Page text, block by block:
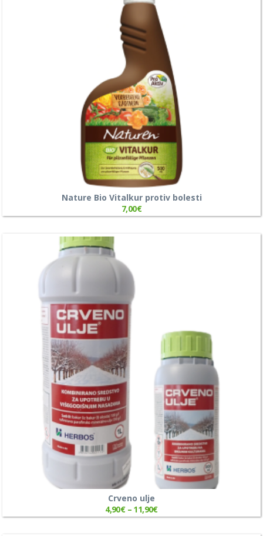
Nature Bio Vitalkur protiv bolesti
7,00€
Crveno ulje
4,90€– 11,90€